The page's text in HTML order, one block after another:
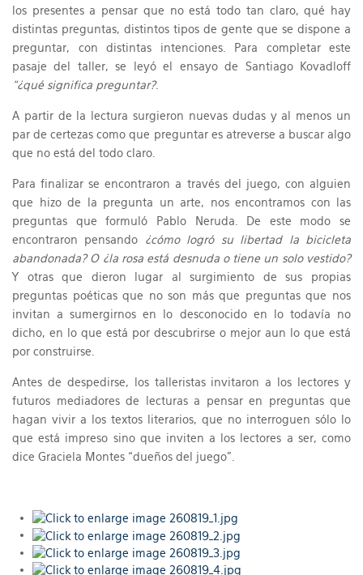
los presentes a pensar que no está todo tan claro, qué hay
distintas preguntas, distintos tipos de gente que se dispone a
preguntar, con distintas intenciones. Para completar este
pasaje del taller, se leyó el ensayo de Santiago Kovadloff
“¿qué significa preguntar?.
A partir de la lectura surgieron nuevas dudas y al menos un
par de certezas como que preguntar es atreverse a buscar algo
que no está del todo claro.
Para finalizar se encontraron a través del juego, con alguien
que hizo de la pregunta un arte, nos encontramos con las
preguntas que formuló Pablo Neruda. De este modo se
encontraron pensando ¿cómo logró su libertad la bicicleta
abandonada? O ¿la rosa está desnuda o tiene un solo vestido?
Y otras que dieron lugar al surgimiento de sus propias
preguntas poéticas que no son más que preguntas que nos
invitan a sumergirnos en lo desconocido en lo todavía no
dicho, en lo que está por descubrirse o mejor aun lo que está
por construirse.
Antes de despedirse, los talleristas invitaron a los lectores y
futuros mediadores de lecturas a pensar en preguntas que
hagan vivir a los textos literarios, que no interroguen sólo lo
que está impreso sino que inviten a los lectores a ser, como
dice Graciela Montes “dueños del juego”.